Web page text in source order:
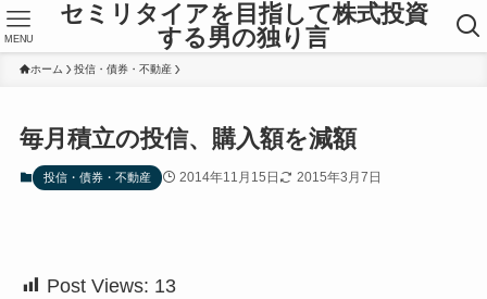
セミリタイアを目指して株式投資
する男の独り言
MENU
ホーム 投信・債券・不動産
毎月積立の投信、購入額を減額
投信・債券・不動産 2014年11月15日 2015年3月7日
Post Views: 13